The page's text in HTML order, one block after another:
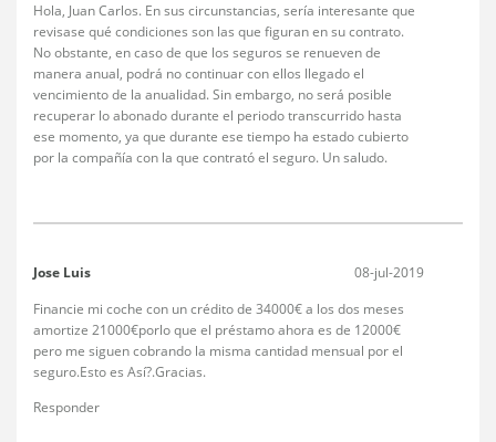
Hola, Juan Carlos. En sus circunstancias, sería interesante que
revisase qué condiciones son las que figuran en su contrato.
No obstante, en caso de que los seguros se renueven de
manera anual, podrá no continuar con ellos llegado el
vencimiento de la anualidad. Sin embargo, no será posible
recuperar lo abonado durante el periodo transcurrido hasta
ese momento, ya que durante ese tiempo ha estado cubierto
por la compañía con la que contrató el seguro. Un saludo.
Jose Luis 08-jul-2019
Financie mi coche con un crédito de 34000€ a los dos meses
amortize 21000€porlo que el préstamo ahora es de 12000€
pero me siguen cobrando la misma cantidad mensual por el
seguro.Esto es Así?.Gracias.
Responder